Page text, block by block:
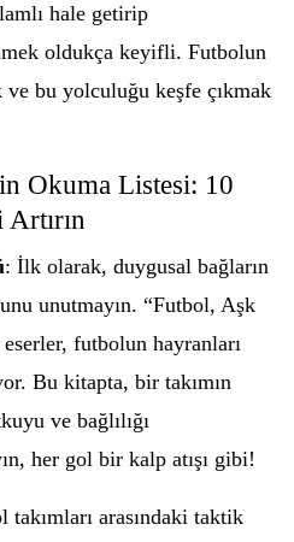
hale getirip
oldukça keyifli. Futbolun
bu yolculuğu keşfe çıkmak
Okuma Listesi: 10
: İlk olarak, duygusal bağların
unutmayın. “Futbol, Aşk
futbolun hayranları
Bu kitapta, bir takımın
ve bağlılığı
her gol bir kalp atışı gibi!
takımları arasındaki taktik